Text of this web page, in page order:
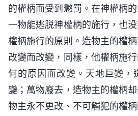
的權柄而受到懲罰。在神權柄
一物能逃脱神權柄的施行，也
權柄施行的原則。造物主的權
改變而改變，同樣，他權柄施
何的原因而改變。天地巨變，
變；萬物廢去，造物主的權柄
物主永不更改、不可觸犯的權